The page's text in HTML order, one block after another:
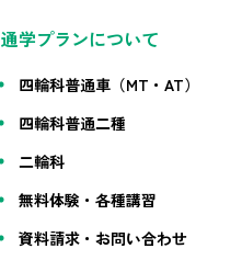
通学プランについて
四輪科普通車（MT・AT）
四輪科普通二種
二輪科
無料体験・各種講習
資料請求・お問い合わせ